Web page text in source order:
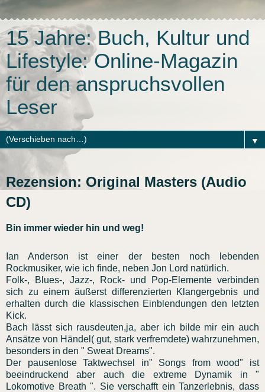
15 Jahre: Buch, Kultur und
Lifestyle: Online-Magazin
für den anspruchsvollen
Leser
▼
Rezension: Original Masters (Audio
CD)
Bin immer wieder hin und weg!
Ian Anderson ist einer der besten noch lebenden
Rockmusiker, wie ich finde, neben Jon Lord natürlich.
Folk-, Blues-, Jazz-, Rock- und Pop-Elemente verbinden
sich zu einem äußerst differenzierten Klangergebnis und
erhalten durch die klassischen Einblendungen den letzten
Kick.
Bach lässt sich rausdeuten,ja, aber ich bilde mir ein auch
Ansätze von Händel( gut, stark verfremdete) wahrzunehmen,
besonders in den " Sweat Dreams".
Der pausenlose Taktwechsel in" Songs from wood" ist
beeindruckend aber auch die extreme Dynamik in "
Lokomotive Breath ". Sie verschafft ein Tanzerlebnis, dass